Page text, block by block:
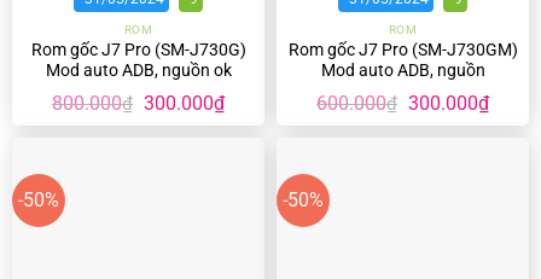
ROM
Rom gốc J7 Pro (SM-J730G)
Mod auto ADB, nguồn ok
800.000₫ Giá
300.000₫Giá
hiện
300.000₫.
ROM
Rom gốc J7 Pro (SM-J730GM)
Mod auto ADB, nguồn
600.000₫ Giá
300.000₫Giá
hiện
-50% -50%